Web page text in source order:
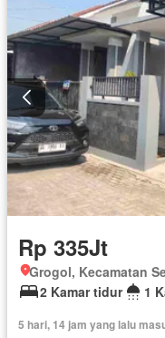
Rp 335Jt
Grogol, Kecamatan
2 Kamar tidur
1
5 hari, 14 jam yang lalu